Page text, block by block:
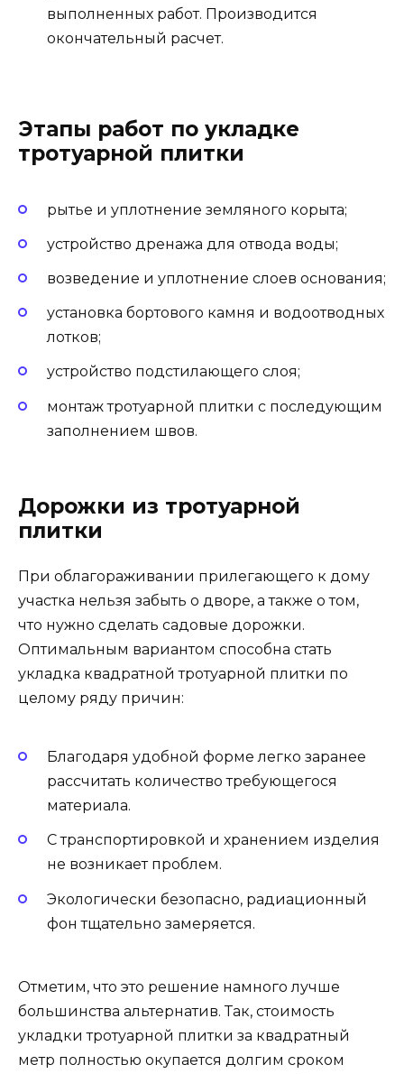
выполненных работ. Производится
окончательный расчет.
Этапы работ по укладке
тротуарной плитки
рытье и уплотнение земляного корыта;
устройство дренажа для отвода воды;
возведение и уплотнение слоев основания;
установка бортового камня и водоотводных
лотков;
устройство подстилающего слоя;
монтаж тротуарной плитки с последующим
заполнением швов.
Дорожки из тротуарной
плитки
При облагораживании прилегающего к дому
участка нельзя забыть о дворе, а также о том,
что нужно сделать садовые дорожки.
Оптимальным вариантом способна стать
укладка квадратной тротуарной плитки по
целому ряду причин:
Благодаря удобной форме легко заранее
рассчитать количество требующегося
материала.
С транспортировкой и хранением изделия
не возникает проблем.
Экологически безопасно, радиационный
фон тщательно замеряется.
Отметим, что это решение намного лучше
большинства альтернатив. Так, стоимость
укладки тротуарной плитки за квадратный
метр полностью окупается долгим сроком